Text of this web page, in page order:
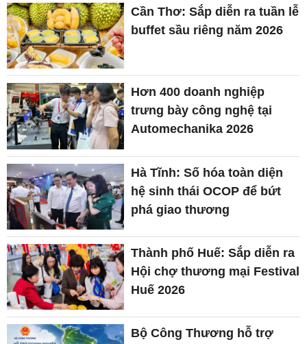
Cần Thơ: Sắp diễn ra tuần lễ
buffet sầu riêng năm 2026
Hơn 400 doanh nghiệp
trưng bày công nghệ tại
Automechanika 2026
Hà Tĩnh: Số hóa toàn diện
hệ sinh thái OCOP để bứt
phá giao thương
Thành phố Huế: Sắp diễn ra
Hội chợ thương mại Festival
Huế 2026
Bộ Công Thương hỗ trợ